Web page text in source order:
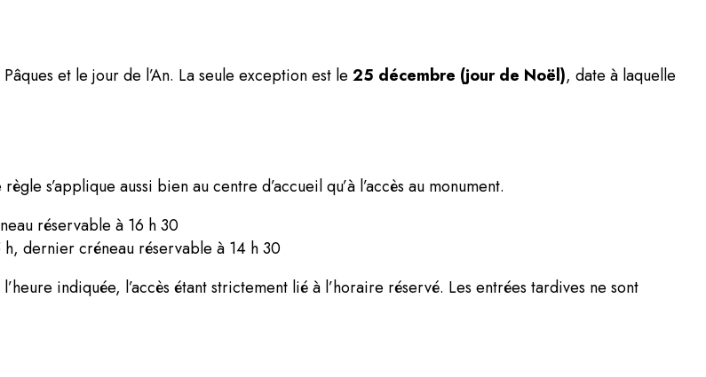
et le jour de l’An. La seule exception est le 25 décembre (jour de Noël), date à laquelle
s’applique aussi bien au centre d’accueil qu’à l’accès au monument.
réservable à 16 h 30
dernier créneau réservable à 14 h 30
indiquée, l’accès étant strictement lié à l’horaire réservé. Les entrées tardives ne sont